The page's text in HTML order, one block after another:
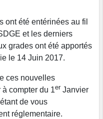
ont été entérinées au fil
et les derniers
grades ont été apportés
le 14 Juin 2017.
ces nouvelles
compter du 1er Janvier
de vous
réglementaire.